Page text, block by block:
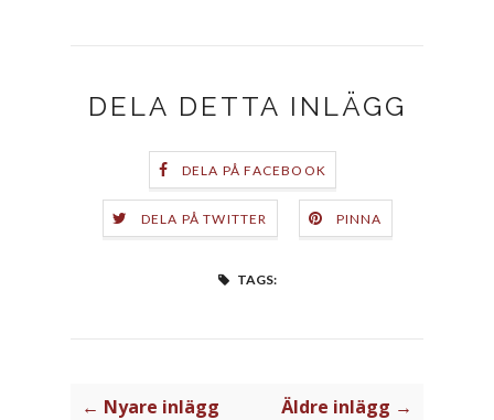
DELA DETTA INLÄGG
DELA PÅ FACEBOOK
DELA PÅ TWITTER PINNA
TAGS:
← Nyare inlägg Äldre inlägg →